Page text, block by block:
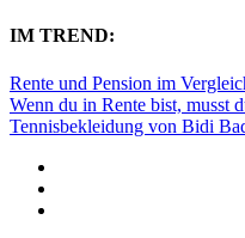
IM TREND:
Rente und Pension im
Wenn du in Rente bist, musst
Tennisbekleidung von Bidi